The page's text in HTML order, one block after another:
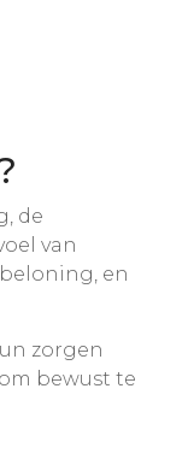
de
van
en
zorgen
bewust te